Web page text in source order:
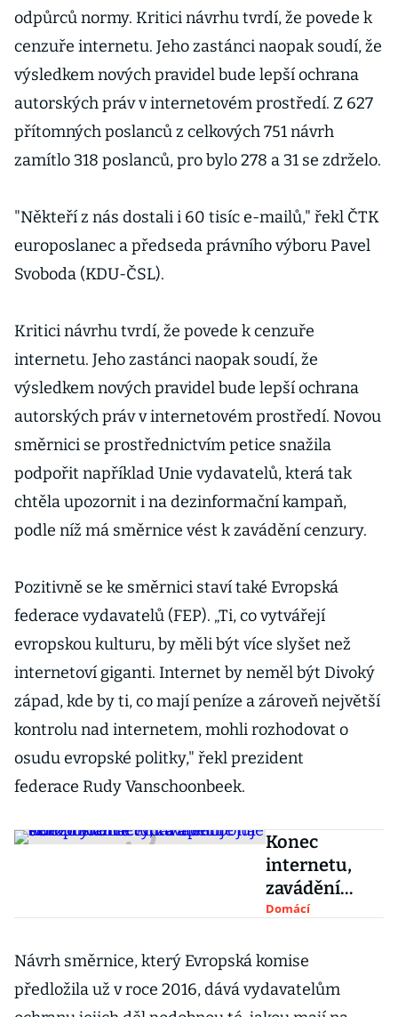
odpůrců normy. Kritici návrhu tvrdí, že povede k
cenzuře internetu. Jeho zastánci naopak soudí, že
výsledkem nových pravidel bude lepší ochrana
autorských práv v internetovém prostředí. Z 627
přítomných poslanců z celkových 751 návrh
zamítlo 318 poslanců, pro bylo 278 a 31 se zdrželo.
"Někteří z nás dostali i 60 tisíc e-mailů," řekl ČTK
europoslanec a předseda právního výboru Pavel
Svoboda (KDU-ČSL).
Kritici návrhu tvrdí, že povede k cenzuře
internetu. Jeho zastánci naopak soudí, že
výsledkem nových pravidel bude lepší ochrana
autorských práv v internetovém prostředí. Novou
směrnici se prostřednictvím petice snažila
podpořit například Unie vydavatelů, která tak
chtěla upozornit i na dezinformační kampaň,
podle níž má směrnice vést k zavádění cenzury.
Pozitivně se ke směrnici staví také Evropská
federace vydavatelů (FEP). „Ti, co vytvářejí
evropskou kulturu, by měli být více slyšet než
internetoví giganti. Internet by neměl být Divoký
západ, kde by ti, co mají peníze a zároveň největší
kontrolu nad internetem, mohli rozhodovat o
osudu evropské politky," řekl prezident
federace Rudy Vanschoonbeek.
Konec
internetu,
zavádění
cenzury. Unie
bojuje s
dezinformace
Domácí
Návrh směrnice, který Evropská komise
předložila už v roce 2016, dává vydavatelům